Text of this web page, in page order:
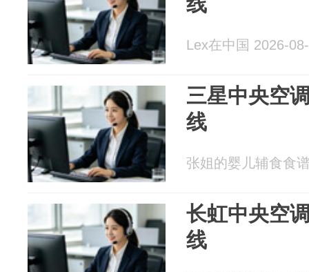
Lex在中国 2026-
三星中央空
线
张姐的婴儿辅食食
长虹中央空
线